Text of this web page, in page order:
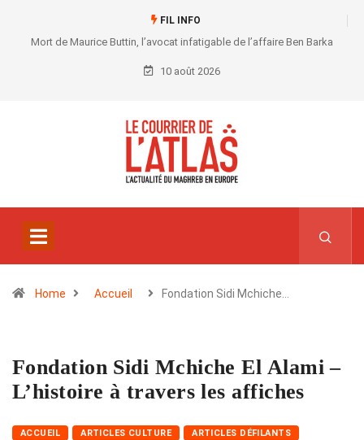
FIL INFO
Mort de Maurice Buttin, l’avocat infatigable de l’affaire Ben Barka
10 août 2026
Home Accueil Fondation Sidi Mchiche…
Fondation Sidi Mchiche El Alami –
L’histoire à travers les affiches
ACCUEIL ARTICLES CULTURE ARTICLES DÉFILANTS